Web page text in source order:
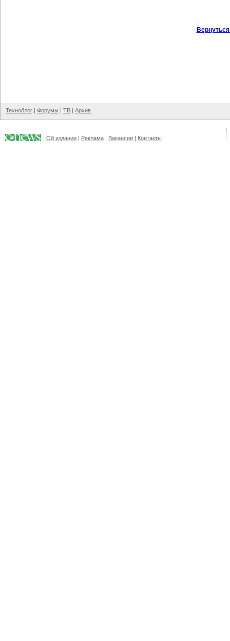
Техноблог | Форумы | ТВ | Архив
Об издании | Реклама | Вакансии | Контакты